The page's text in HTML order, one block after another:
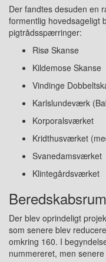
Der fandtes desuden en
formentlig hovedsageligt
pigtrådsspærringer:
Risø Skanse
Kildemose Skanse
Vindinge
Karlslundeværk
Korporalsværket
Kridthusværket
Svanedamsværket
Klintegårdsværket
Beredskabsrum
Der blev oprindeligt
som senere blev
omkring 160. I
nummereret, men